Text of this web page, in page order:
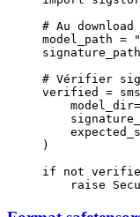
# Au download
model_path =
# Vérifier
verified =
    model_dir
=
)
if not
    raise